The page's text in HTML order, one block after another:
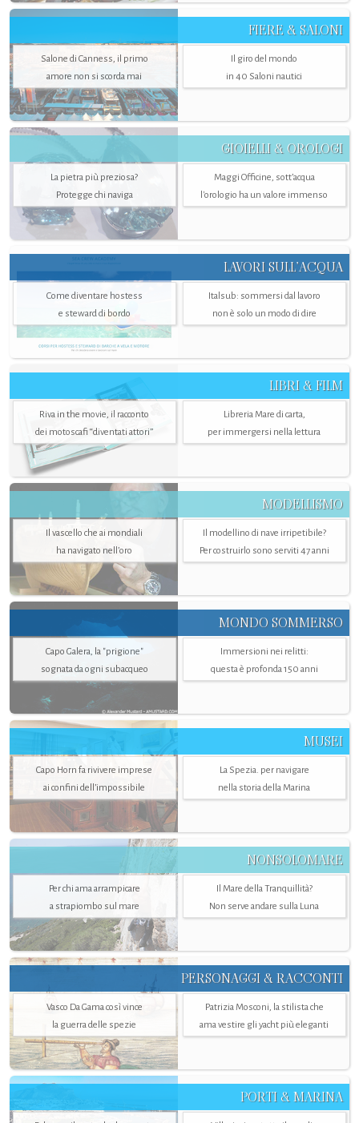
FIERE & SALONI
Salone di Canness, il primo
amore non si scorda mai
Il giro del mondo
in 40 Saloni nautici
GIOIELLI & OROLOGI
La pietra più preziosa?
Protegge chi naviga
Maggi Officine, sott’acqua
l'orologio ha un valore immenso
LAVORI SULL’ACQUA
Come diventare hostess
e steward di bordo
Italsub: sommersi dal lavoro
non è solo un modo di dire
LIBRI & FILM
Riva in the movie, il racconto
dei motoscafi “diventati attori”
Libreria Mare di carta,
per immergersi nella lettura
MODELLISMO
Il vascello che ai mondiali
ha navigato nell’oro
Il modellino di nave irripetibile?
Per costruirlo sono serviti 47 anni
MONDO SOMMERSO
Capo Galera, la "prigione"
sognata da ogni subacqueo
Immersioni nei relitti:
questa è profonda 150 anni
MUSEI
Capo Horn fa rivivere imprese
ai confini dell’impossibile
La Spezia. per navigare
nella storia della Marina
NONSOLOMARE
Per chi ama arrampicare
a strapiombo sul mare
Il Mare della Tranquillità?
Non serve andare sulla Luna
PERSONAGGI & RACCONTI
Vasco Da Gama così vince
la guerra delle spezie
Patrizia Mosconi, la stilista che
ama vestire gli yacht più eleganti
PORTI & MARINA